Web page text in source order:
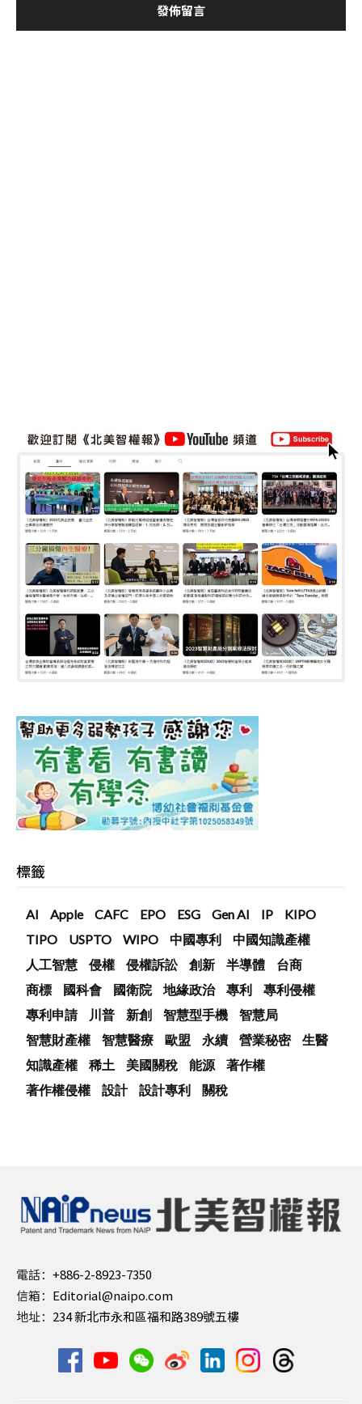
標籤
AI Apple CAFC EPO ESG Gen AI IP
KIPO
TIPO
USPTO WIPO 中國專利
中國知識產權
人工智慧
侵權 侵權訴訟 創新 半導體
台商
商標
國科會 國衛院 地緣政治 專利
專利侵權
專利申請
川普 新創 智慧型手機
智慧局
智慧財產權
智慧醫療 歐盟 永續 營業秘密
生醫
知識產權
稀土 美國關稅 能源
著作權
著作權侵權
設計 設計專利 關稅
電話： +886-2-8923-7350
信箱： Editorial@naipo.com
地址： 234 新北市永和區福和路389號五樓